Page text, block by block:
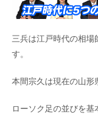
三兵は江戸時代の相場
す。
本間宗久は現在の山形
ローソク足の並びを基